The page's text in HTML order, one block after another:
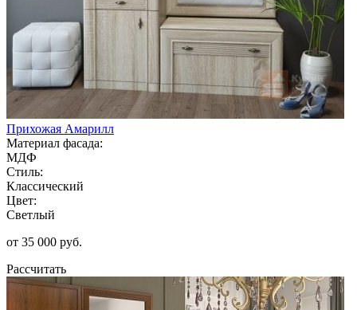
Прихожая Амарилл
Материал фасада:
МДФ
Стиль:
Классический
Цвет:
Светлый
от 35 000 руб.
Рассчитать